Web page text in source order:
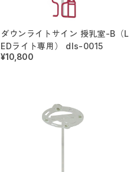
ダウンライトサイン 授乳室-B（L
EDライト専用） dls-0015
¥10,800